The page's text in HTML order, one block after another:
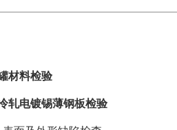
材料检验
轧电镀锡薄钢板检验